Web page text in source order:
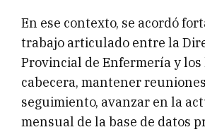
En ese contexto, se acordó
trabajo articulado entre la
Provincial de Enfermería y
cabecera, mantener
seguimiento, avanzar en la
mensual de la base de datos